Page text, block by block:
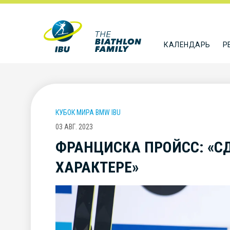
КАЛЕНДАРЬ
КУБОК МИРА BMW IBU
03 АВГ. 2023
ФРАНЦИСКА ПРОЙСС:
ХАРАКТЕРЕ»